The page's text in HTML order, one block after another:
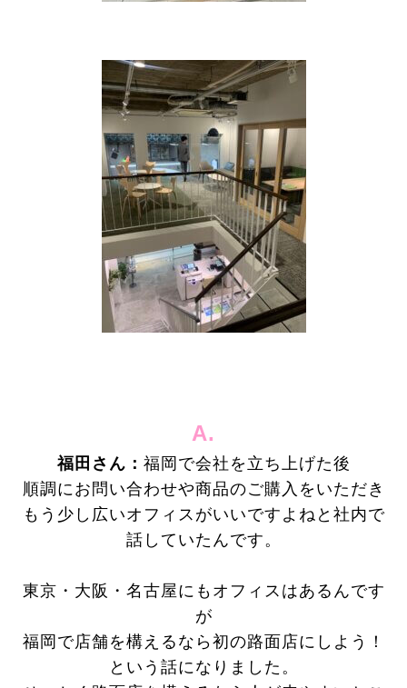
A.
福田さん： 福岡で会社を立ち上げた後
順調にお問い合わせや商品のご購入をいただき
もう少し広いオフィスがいいですよねと社内で
話していたんです。
東京・大阪・名古屋にもオフィスはあるんです
が
福岡で店舗を構えるなら初の路面店にしよう！
という話になりました。